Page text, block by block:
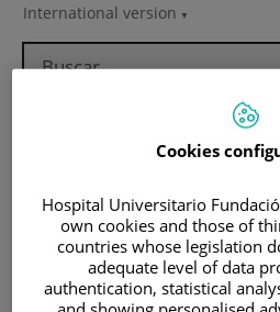
Selector
idioma
International version
Pacientes y
Cookies
Hospital Universitario
own cookies and those of
countries whose legislation
adequate level of data
authentication, statistical